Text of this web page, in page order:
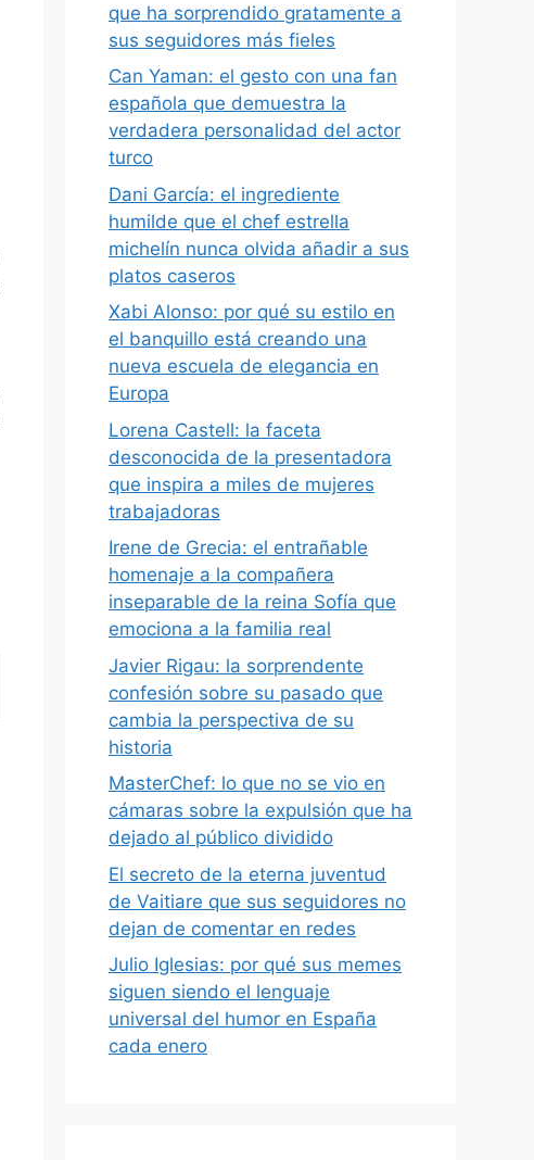
que ha sorprendido gratamente a
sus seguidores más fieles
Can Yaman: el gesto con una fan
española que demuestra la
verdadera personalidad del actor
turco
Dani García: el ingrediente
humilde que el chef estrella
michelín nunca olvida añadir a sus
platos caseros
Xabi Alonso: por qué su estilo en
el banquillo está creando una
nueva escuela de elegancia en
Europa
Lorena Castell: la faceta
desconocida de la presentadora
que inspira a miles de mujeres
trabajadoras
Irene de Grecia: el entrañable
homenaje a la compañera
inseparable de la reina Sofía que
emociona a la familia real
Javier Rigau: la sorprendente
confesión sobre su pasado que
cambia la perspectiva de su
historia
MasterChef: lo que no se vio en
cámaras sobre la expulsión que ha
dejado al público dividido
El secreto de la eterna juventud
de Vaitiare que sus seguidores no
dejan de comentar en redes
Julio Iglesias: por qué sus memes
siguen siendo el lenguaje
universal del humor en España
cada enero